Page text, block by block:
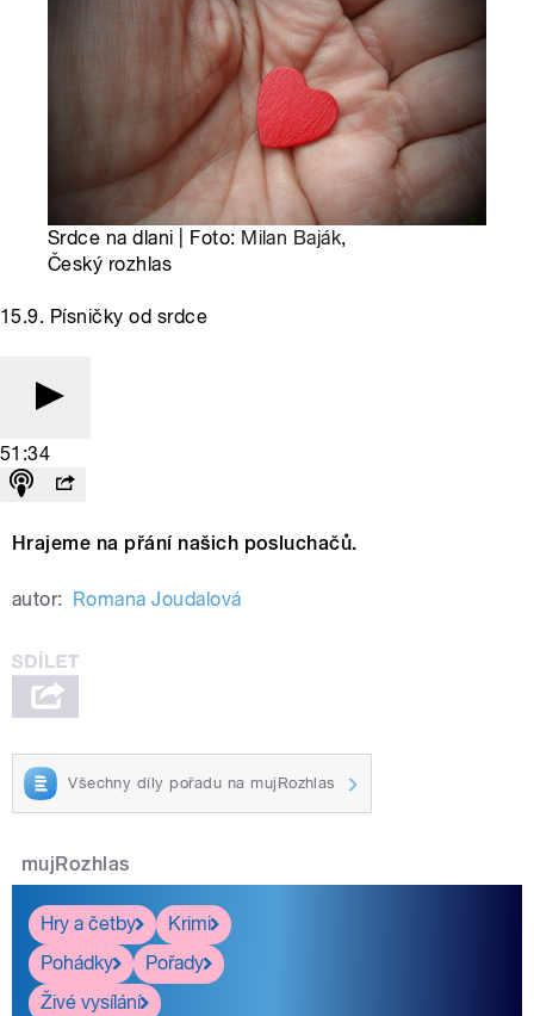
Srdce na dlani | Foto: Milan Baják,
Český rozhlas
15.9. Písničky od srdce
51:34
Hrajeme na přání našich posluchačů.
autor: Romana Joudalová
Všechny díly pořadu na mujRozhlas
mujRozhlas
Hry a četby
Krimi
Pohádky
Pořady
Živé vysílání